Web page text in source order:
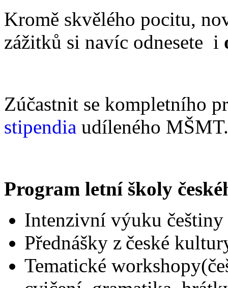
Kromě skvělého pocitu,
zážitků si navíc odnesete i
Zúčastnit se kompletního
stipendia udíleného MŠMT.
Program letní školy
Intenzivní výuku češtiny
Přednášky z české
Tematické